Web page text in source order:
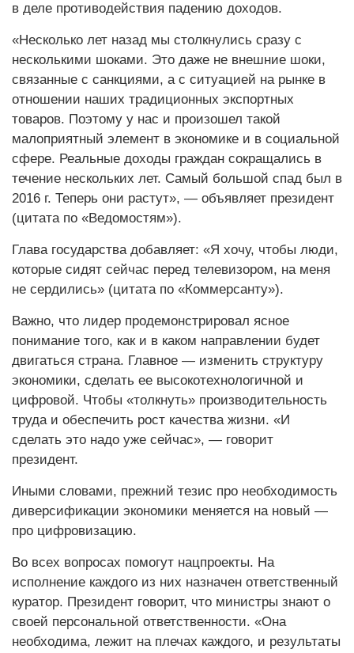
в деле противодействия падению доходов.
«Несколько лет назад мы столкнулись сразу с
несколькими шоками. Это даже не внешние шоки,
связанные с санкциями, а с ситуацией на рынке в
отношении наших традиционных экспортных
товаров. Поэтому у нас и произошел такой
малоприятный элемент в экономике и в социальной
сфере. Реальные доходы граждан сокращались в
течение нескольких лет. Самый большой спад был в
2016 г. Теперь они растут», — объявляет президент
(цитата по «Ведомостям»).
Глава государства добавляет: «Я хочу, чтобы люди,
которые сидят сейчас перед телевизором, на меня
не сердились» (цитата по «Коммерсанту»).
Важно, что лидер продемонстрировал ясное
понимание того, как и в каком направлении будет
двигаться страна. Главное — изменить структуру
экономики, сделать ее высокотехнологичной и
цифровой. Чтобы «толкнуть» производительность
труда и обеспечить рост качества жизни. «И
сделать это надо уже сейчас», — говорит
президент.
Иными словами, прежний тезис про необходимость
диверсификации экономики меняется на новый —
про цифровизацию.
Во всех вопросах помогут нацпроекты. На
исполнение каждого из них назначен ответственный
куратор. Президент говорит, что министры знают о
своей персональной ответственности. «Она
необходима, лежит на плечах каждого, и результаты